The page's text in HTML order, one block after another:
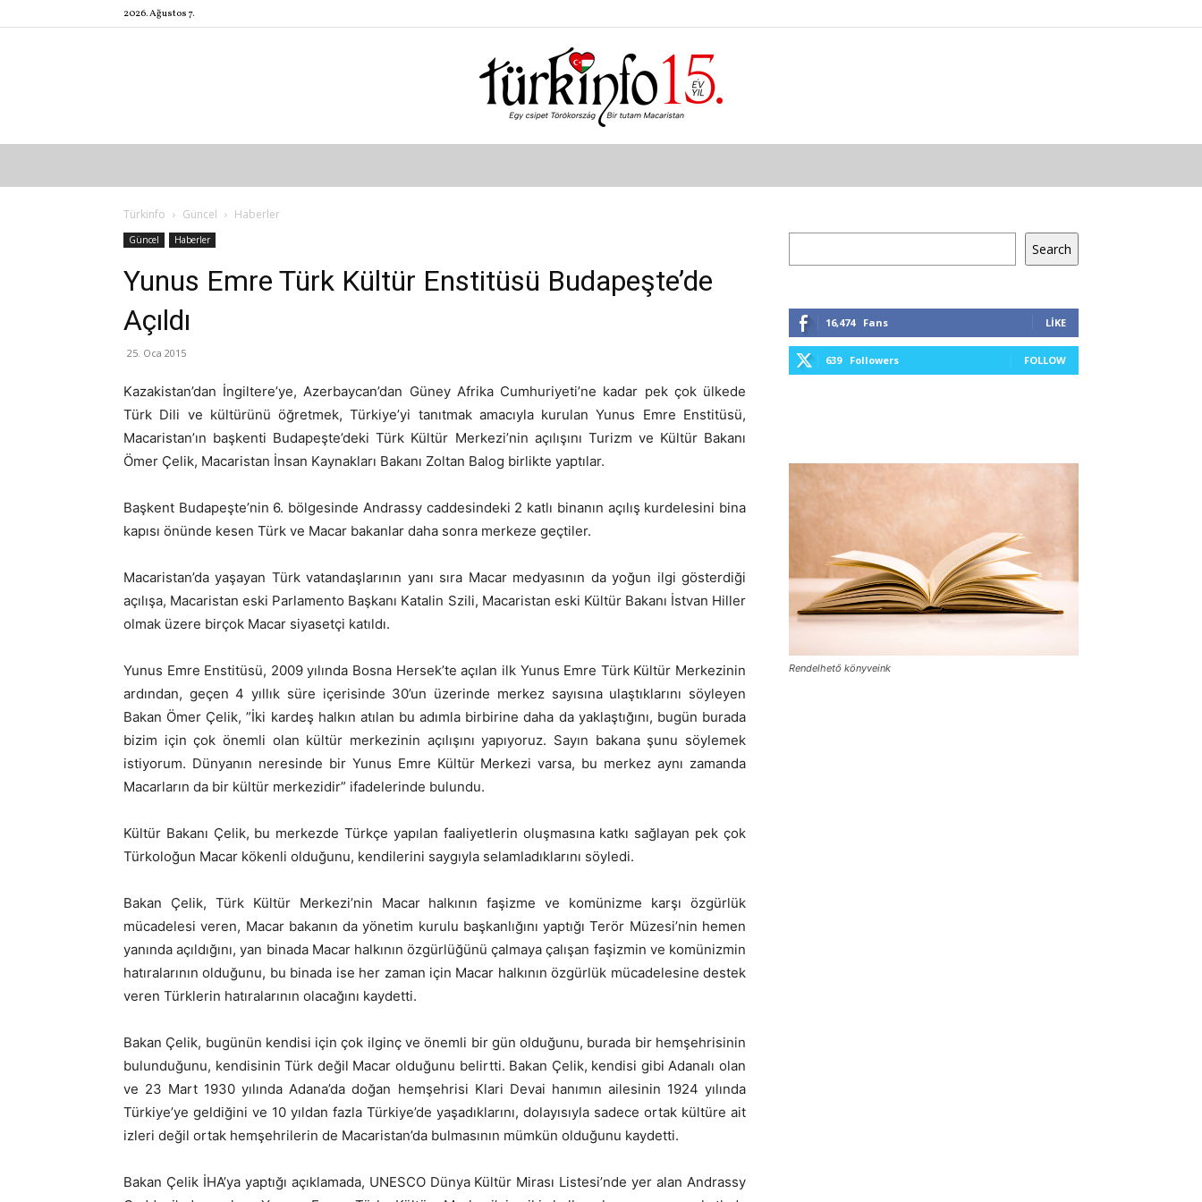
2026. Ağustos 7.
Türkinfo
Türkinfo Güncel Haberler
Güncel Haberler
Yunus Emre Türk Kültür Enstitüsü Budapeşte’de
Açıldı
25. Oca 2015
Kazakistan’dan İngiltere’ye, Azerbaycan’dan Güney Afrika Cumhuriyeti’ne kadar pek çok ülkede
Türk Dili ve kültürünü öğretmek, Türkiye’yi tanıtmak amacıyla kurulan Yunus Emre Enstitüsü,
Macaristan’ın başkenti Budapeşte’deki Türk Kültür Merkezi’nin açılışını Turizm ve Kültür Bakanı
Ömer Çelik, Macaristan İnsan Kaynakları Bakanı Zoltan Balog birlikte yaptılar.
Başkent Budapeşte’nin 6. bölgesinde Andrassy caddesindeki 2 katlı binanın açılış kurdelesini bina
kapısı önünde kesen Türk ve Macar bakanlar daha sonra merkeze geçtiler.
Macaristan’da yaşayan Türk vatandaşlarının yanı sıra Macar medyasının da yoğun ilgi gösterdiği
açılışa, Macaristan eski Parlamento Başkanı Katalin Szili, Macaristan eski Kültür Bakanı İstvan Hiller
olmak üzere birçok Macar siyasetçi katıldı.
Yunus Emre Enstitüsü, 2009 yılında Bosna Hersek’te açılan ilk Yunus Emre Türk Kültür Merkezinin
ardından, geçen 4 yıllık süre içerisinde 30’un üzerinde merkez sayısına ulaştıklarını söyleyen
Bakan Ömer Çelik, ”İki kardeş halkın atılan bu adımla birbirine daha da yaklaştığını, bugün burada
bizim için çok önemli olan kültür merkezinin açılışını yapıyoruz. Sayın bakana şunu söylemek
istiyorum. Dünyanın neresinde bir Yunus Emre Kültür Merkezi varsa, bu merkez aynı zamanda
Macarların da bir kültür merkezidir” ifadelerinde bulundu.
Kültür Bakanı Çelik, bu merkezde Türkçe yapılan faaliyetlerin oluşmasına katkı sağlayan pek çok
Türkoloğun Macar kökenli olduğunu, kendilerini saygıyla selamladıklarını söyledi.
Bakan Çelik, Türk Kültür Merkezi’nin Macar halkının faşizme ve komünizme karşı özgürlük
mücadelesi veren, Macar bakanın da yönetim kurulu başkanlığını yaptığı Terör Müzesi’nin hemen
yanında açıldığını, yan binada Macar halkının özgürlüğünü çalmaya çalışan faşizmin ve komünizmin
hatıralarının olduğunu, bu binada ise her zaman için Macar halkının özgürlük mücadelesine destek
veren Türklerin hatıralarının olacağını kaydetti.
Bakan Çelik, bugünün kendisi için çok ilginç ve önemli bir gün olduğunu, burada bir hemşehrisinin
bulunduğunu, kendisinin Türk değil Macar olduğunu belirtti. Bakan Çelik, kendisi gibi Adanalı olan
ve 23 Mart 1930 yılında Adana’da doğan hemşehrisi Klari Devai hanımın ailesinin 1924 yılında
Türkiye’ye geldiğini ve 10 yıldan fazla Türkiye’de yaşadıklarını, dolayısıyla sadece ortak kültüre ait
izleri değil ortak hemşehrilerin de Macaristan’da bulmasının mümkün olduğunu kaydetti.
Bakan Çelik İHA’ya yaptığı açıklamada, UNESCO Dünya Kültür Mirası Listesi’nde yer alan Andrassy
Search
16,474 Fans LIKE
639 Followers FOLLOW
Rendelhető könyveink